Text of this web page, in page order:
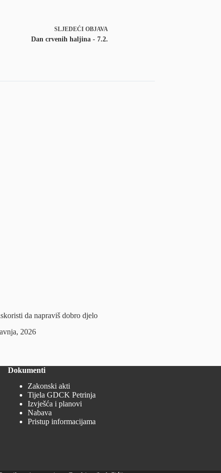
SLJEDEĆI OBJAVA
Dan crvenih haljina - 7.2.
da napraviš dobro djelo
2026
Dokumenti
Zakonski akti
Tijela GDCK Petrinja
Izvješća i planovi
Nabava
Pristup informacijama